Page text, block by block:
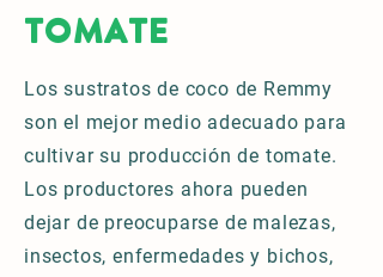
TOMATE
Los sustratos de coco de Remmy
son el mejor medio adecuado para
cultivar su producción de tomate.
Los productores ahora pueden
dejar de preocuparse de malezas,
insectos, enfermedades y bichos,